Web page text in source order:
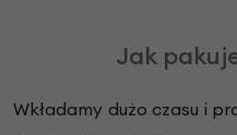
Jak
Wkładamy dużo czasu i